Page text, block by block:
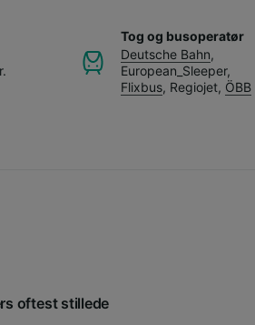
Tog og busoperatør
Deutsche Bahn,
European_Sleeper,
Flixbus, Regiojet, ÖBB
oftest stillede